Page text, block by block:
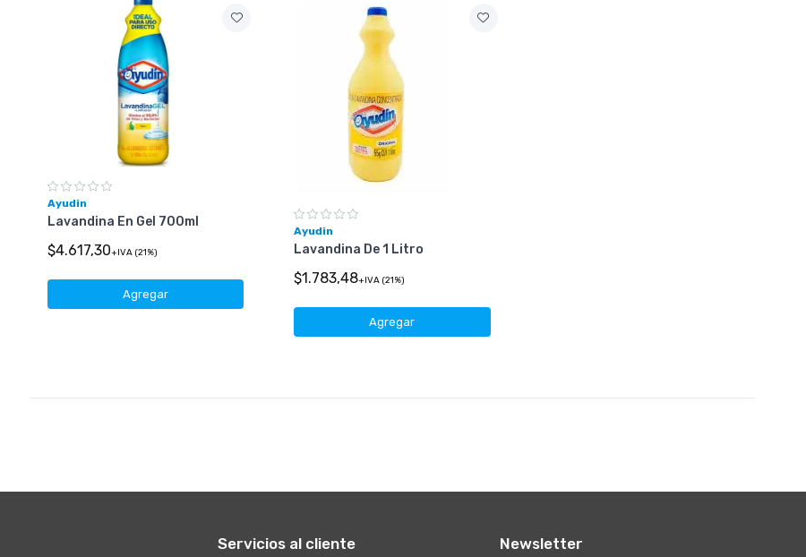
Ayudin
Lavandina En Gel 700ml
$4.617,30+IVA (21%)
Agregar
Ayudin
Lavandina De 1 Litro
$1.783,48+IVA (21%)
Agregar
Servicios al cliente Newsletter